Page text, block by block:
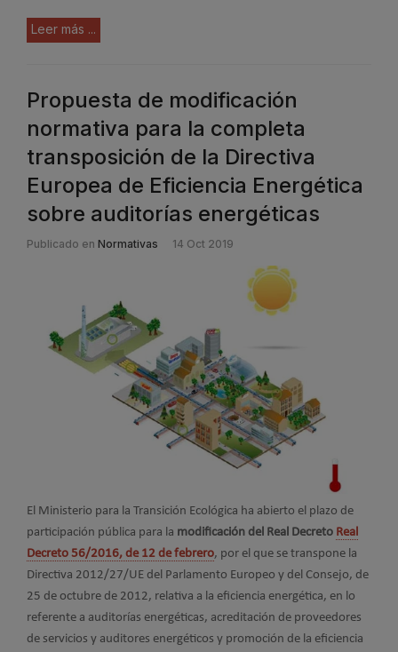
Leer más ...
Propuesta de modificación
normativa para la completa
transposición de la Directiva
Europea de Eficiencia Energética
sobre auditorías energéticas
Publicado en Normativas 14 Oct 2019
El Ministerio para la Transición Ecológica ha abierto el plazo de
participación pública para la modificación del Real Decreto Real
Decreto 56/2016, de 12 de febrero, por el que se transpone la
Directiva 2012/27/UE del Parlamento Europeo y del Consejo, de
25 de octubre de 2012, relativa a la eficiencia energética, en lo
referente a auditorías energéticas, acreditación de proveedores
de servicios y auditores energéticos y promoción de la eficiencia